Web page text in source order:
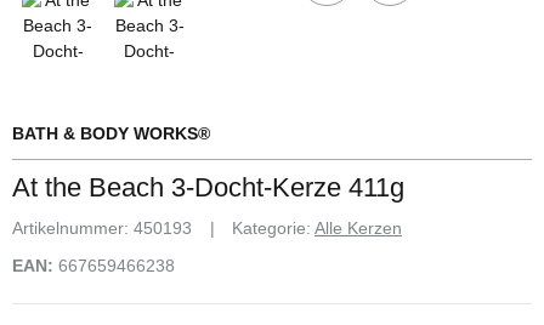
BATH & BODY WORKS®
At the Beach 3-Docht-Kerze 411g
Artikelnummer: 450193 Kategorie: Alle Kerzen
EAN: 667659466238